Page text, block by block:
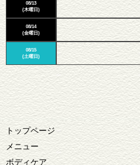
08/13
(木曜日)
08/14
(金曜日)
08/15
(土曜日)
トップページ
メニュー
ボディケア